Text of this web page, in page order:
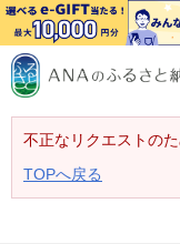
不正なリクエストの
TOPへ戻る